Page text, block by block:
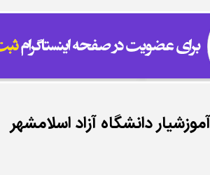
دانشگاه آزاد اسلامشهر